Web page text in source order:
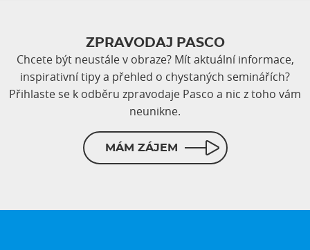
ZPRAVODAJ PASCO
Chcete být neustále v obraze? Mít aktuální informace,
inspirativní tipy a přehled o chystaných seminářích?
Přihlaste se k odběru zpravodaje Pasco a nic z toho vám
neunikne.
MÁM ZÁJEM